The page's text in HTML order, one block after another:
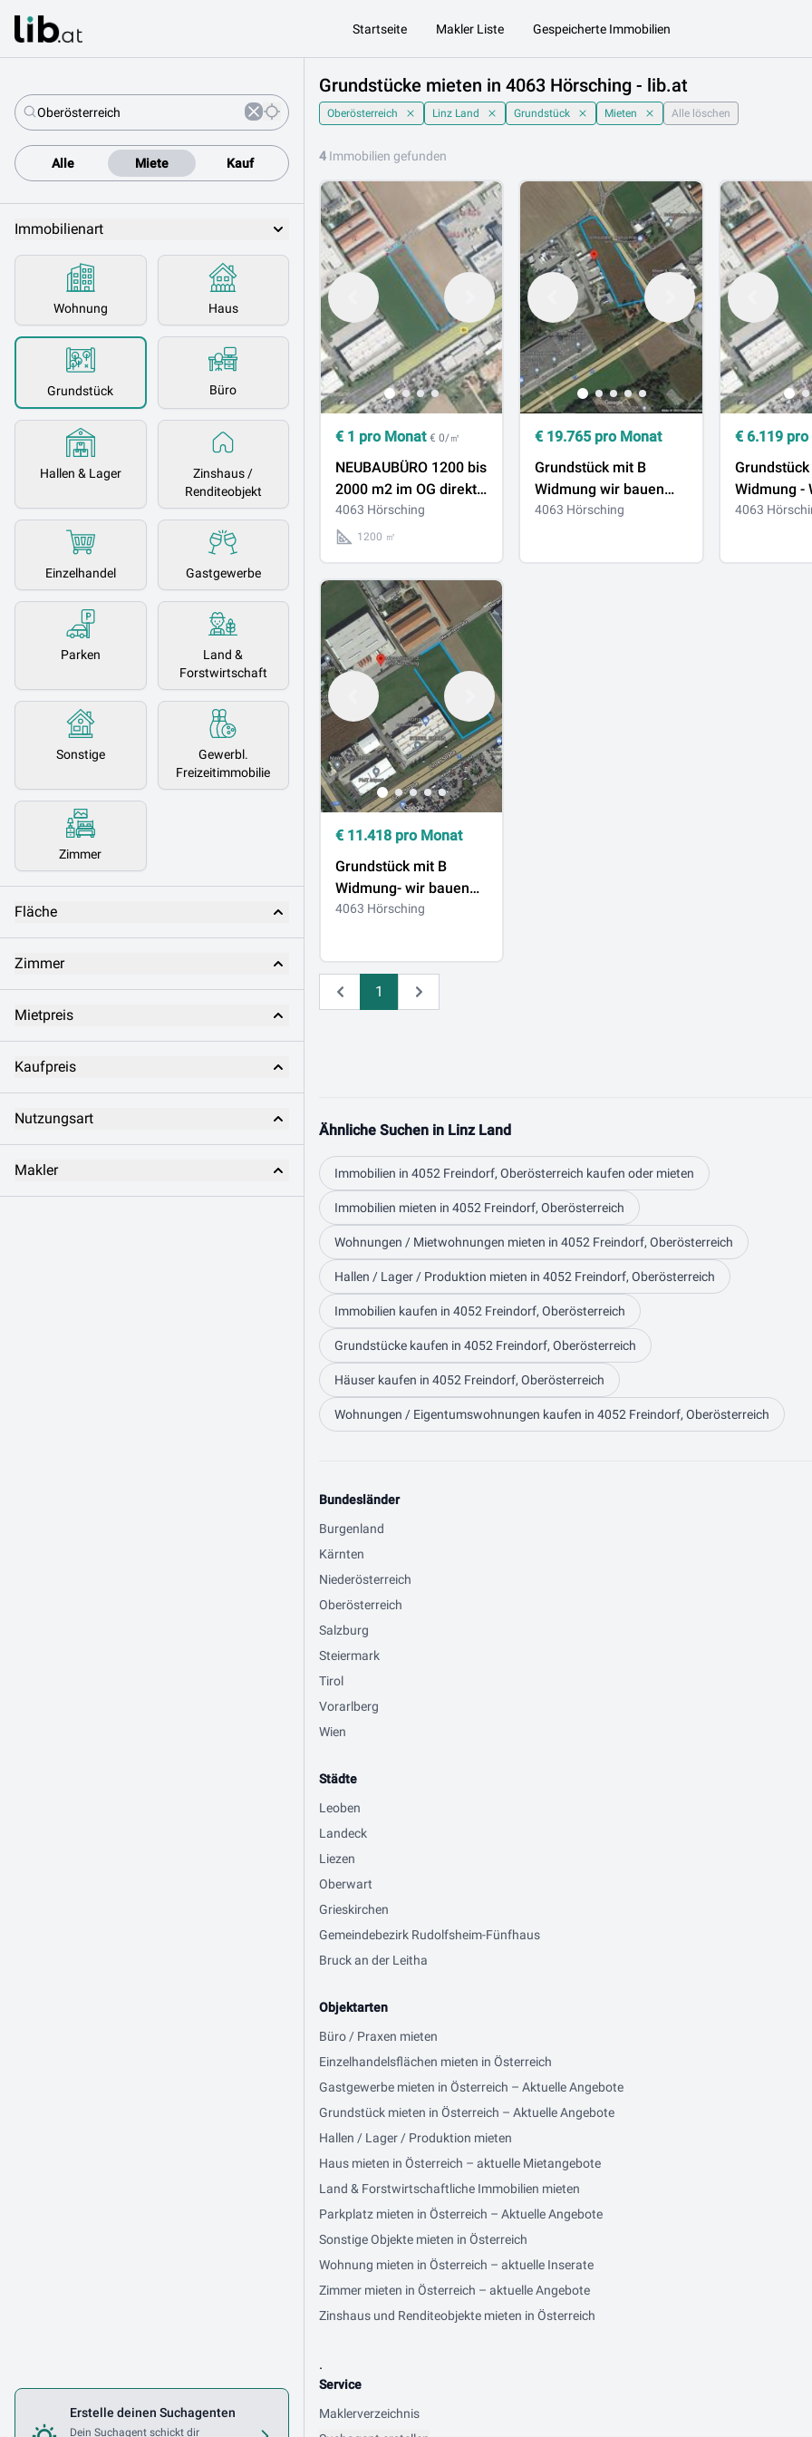
Startseite Makler Liste Gespeicherte Immobilien
Alle Miete Kauf
Immobilienart
Wohnung Haus
Grundstück Büro
Hallen & Lager
Zinshaus /
Renditeobjekt
Einzelhandel Gastgewerbe
Parken
Land &
Forstwirtschaft
Sonstige
Gewerbl.
Freizeitimmobilie
Zimmer
Fläche
Zimmer
Mietpreis
Kaufpreis
Nutzungsart
Makler
Erstelle deinen Suchagenten
Dein Suchagent schickt dir
Grundstücke mieten in 4063 Hörsching - lib.at
Oberösterreich Linz Land Grundstück Mieten Alle löschen
4 Immobilien gefunden
€ 1 pro Monat € 0/㎡
NEUBAUBÜRO 1200 bis
2000 m2 im OG direkt
an der B 1 in
Hörsching-
27
4063 Hörsching
1200 ㎡
€ 19.765 pro Monat
Grundstück mit B
Widmung wir bauen
Ihre
4063 Hörsching
€ 6.119pro
Grundstück mit B
Widmung - Wir bauen
auch ihr
4063
€ 11.418 pro Monat
Grundstück mit B
Widmung- wir bauen
Ihre Wunschhalle auch
4063 Hörsching
Zurück
1 Weiter
Ähnliche Suchen in Linz Land
Immobilien in 4052 Freindorf, Oberösterreich kaufen oder mieten
Immobilien mieten in 4052 Freindorf, Oberösterreich
Wohnungen / Mietwohnungen mieten in 4052 Freindorf, Oberösterreich
Hallen / Lager / Produktion mieten in 4052 Freindorf, Oberösterreich
Immobilien kaufen in 4052 Freindorf, Oberösterreich
Grundstücke kaufen in 4052 Freindorf, Oberösterreich
Häuser kaufen in 4052 Freindorf, Oberösterreich
Wohnungen / Eigentumswohnungen kaufen in 4052 Freindorf, Oberösterreich
Bundesländer
Burgenland
Kärnten
Niederösterreich
Oberösterreich
Salzburg
Steiermark
Tirol
Vorarlberg
Wien
Städte
Leoben
Landeck
Liezen
Oberwart
Grieskirchen
Gemeindebezirk Rudolfsheim-Fünfhaus
Bruck an der Leitha
Objektarten
Büro / Praxen mieten
Einzelhandelsflächen mieten in Österreich
Gastgewerbe mieten in Österreich – Aktuelle Angebote
Grundstück mieten in Österreich – Aktuelle Angebote
Hallen / Lager / Produktion mieten
Haus mieten in Österreich – aktuelle Mietangebote
Land & Forstwirtschaftliche Immobilien mieten
Parkplatz mieten in Österreich – Aktuelle Angebote
Sonstige Objekte mieten in Österreich
Wohnung mieten in Österreich – aktuelle Inserate
Zimmer mieten in Österreich – aktuelle Angebote
Zinshaus und Renditeobjekte mieten in Österreich
.
Service
Maklerverzeichnis